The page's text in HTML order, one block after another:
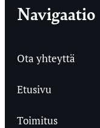
Navigaatio
Ota yhteyttä
Etusivu
Toimitus